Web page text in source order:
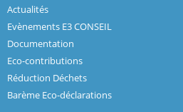
Actualités
Evènements E3 CONSEIL
Documentation
Eco-contributions
Réduction Déchets
Barème Eco-déclarations